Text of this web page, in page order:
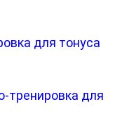
для тонуса
тренировка для